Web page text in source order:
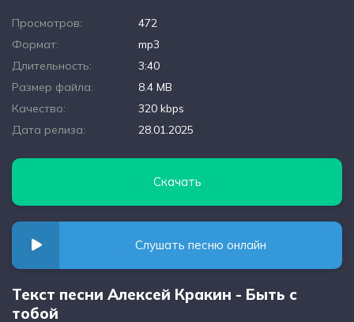
Просмотров:
472
Формат:
mp3
Длительность:
3:40
Размер файла:
8.4 MB
Качество:
320 kbps
Дата релиза:
28.01.2025
Скачать
Слушать песню онлайн
Текст песни Алексей Кракин - Быть с
тобой